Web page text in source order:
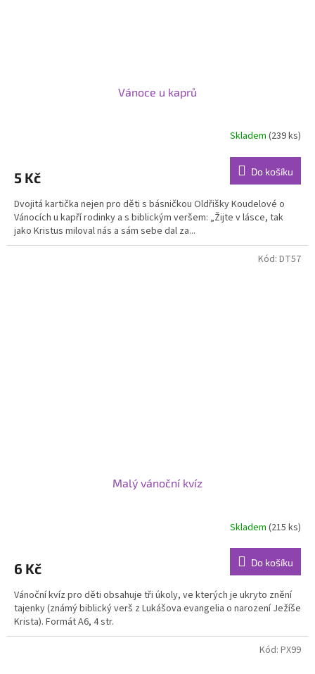
Vánoce u kaprů
Skladem (239 ks)
5 Kč Do košíku
Dvojitá kartička nejen pro děti s básničkou Oldřišky Koudelové o
Vánocích u kapří rodinky a s biblickým veršem: „Žijte v lásce, tak
jako Kristus miloval nás a sám sebe dal za...
Malý vánoční kvíz
Skladem (215 ks)
6 Kč Do košíku
Vánoční kvíz pro děti obsahuje tři úkoly, ve kterých je ukryto znění
tajenky (známý biblický verš z Lukášova evangelia o narození Ježíše
Krista). Formát A6, 4 str.
Kód: DT57
Kód: PX99